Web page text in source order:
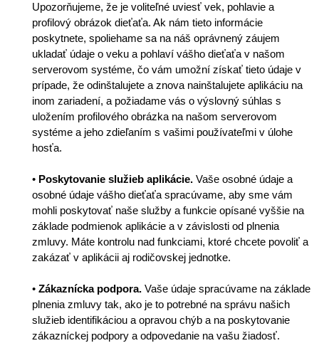
Upozorňujeme, že je voliteľné uviesť vek, pohlavie a
profilový obrázok dieťaťa. Ak nám tieto informácie
poskytnete, spoliehame sa na náš oprávnený záujem
ukladať údaje o veku a pohlaví vášho dieťaťa v našom
serverovom systéme, čo vám umožní získať tieto údaje v
prípade, že odinštalujete a znova nainštalujete aplikáciu na
inom zariadení, a požiadame vás o výslovný súhlas s
uložením profilového obrázka na našom serverovom
systéme a jeho zdieľaním s vašimi používateľmi v úlohe
hosťa.
• Poskytovanie služieb aplikácie. Vaše osobné údaje a
osobné údaje vášho dieťaťa spracúvame, aby sme vám
mohli poskytovať naše služby a funkcie opísané vyššie na
základe podmienok aplikácie a v závislosti od plnenia
zmluvy. Máte kontrolu nad funkciami, ktoré chcete povoliť a
zakázať v aplikácii aj rodičovskej jednotke.
•Zákaznícka podpora. Vaše údaje spracúvame na základe
plnenia zmluvy tak, ako je to potrebné na správu našich
služieb identifikáciou a opravou chýb a na poskytovanie
zákazníckej podpory a odpovedanie na vašu žiadosť.